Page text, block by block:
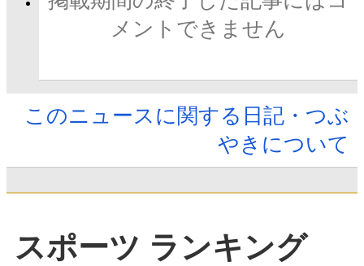
メントできません
このニュースに関する日記・つぶ
やきについて
スポーツ ランキング